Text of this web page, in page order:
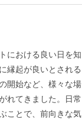
における良い日を知
縁起が良いとされる
開始など、様々な場
れてきました。日常
ことで、前向きな気